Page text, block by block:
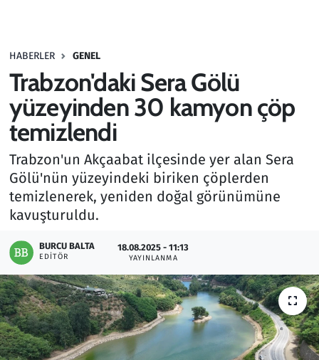
HABERLER GENEL
Trabzon'daki Sera Gölü
yüzeyinden 30 kamyon çöp
temizlendi
Trabzon'un Akçaabat ilçesinde yer alan Sera
Gölü'nün yüzeyindeki biriken çöplerden
temizlenerek, yeniden doğal görünümüne
kavuşturuldu.
BURCU BALTA
EDITÖR
18.08.2025 - 11:13
YAYINLANMA
Haber
Kültür Sanat
Kurumsal Haberler
Lezzet Durağı
Memur ve Kamu
Otomobil
Oyun
Ramazan
Resmi İlanlar